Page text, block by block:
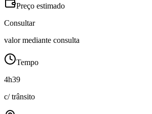
Preço estimado
Consultar
valor mediante consulta
Tempo
4h39
c/ trânsito